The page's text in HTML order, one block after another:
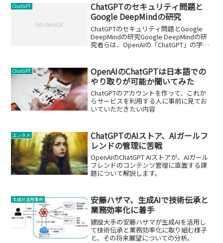
ChatGPT
ChatGPTのセキュリティ問題と
Google DeepMindの研究
ChatGPTのセキュリティ問題とGoogle
DeepMindの研究Google DeepMindの研
究者らは、OpenAIの「ChatGPT」の学習
のセキュリティ...
ChatGPT
OpenAIのChatGPTは日本語での
やり取りが可能か聞いてみた
ChatGPTのアカウントを作って、これか
らサービスを利用する人に事前に見てお
いていただきたい内容
エンタメ
ChatGPTのAIストア、AIガールフ
レンドの管理に苦戦
OpenAIのChatGPT AIストアが、AIガール
フレンドのコンテンツ管理に直面する課
題について解説します。
生成AI活用事例
安藤ハザマ、生成AIで技術伝承と
業務効率化に着手
建設大手の安藤ハザマが生成AIを活用し
て技術伝承と業務効率化に取り組む様子
と、その将来展望についての分析。